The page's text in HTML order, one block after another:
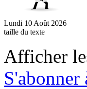
Lundi 10 Août 2026
taille du texte
Afficher
S'abonner